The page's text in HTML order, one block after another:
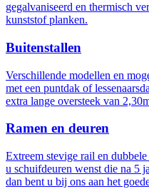
gegalvaniseerd en thermisch
kunststof planken.
Buitenstallen
Verschillende modellen en
met een puntdak of
extra lange oversteek van
Ramen en deuren
Extreem stevige rail en
u schuifdeuren wenst die na 5
dan bent u bij ons aan het